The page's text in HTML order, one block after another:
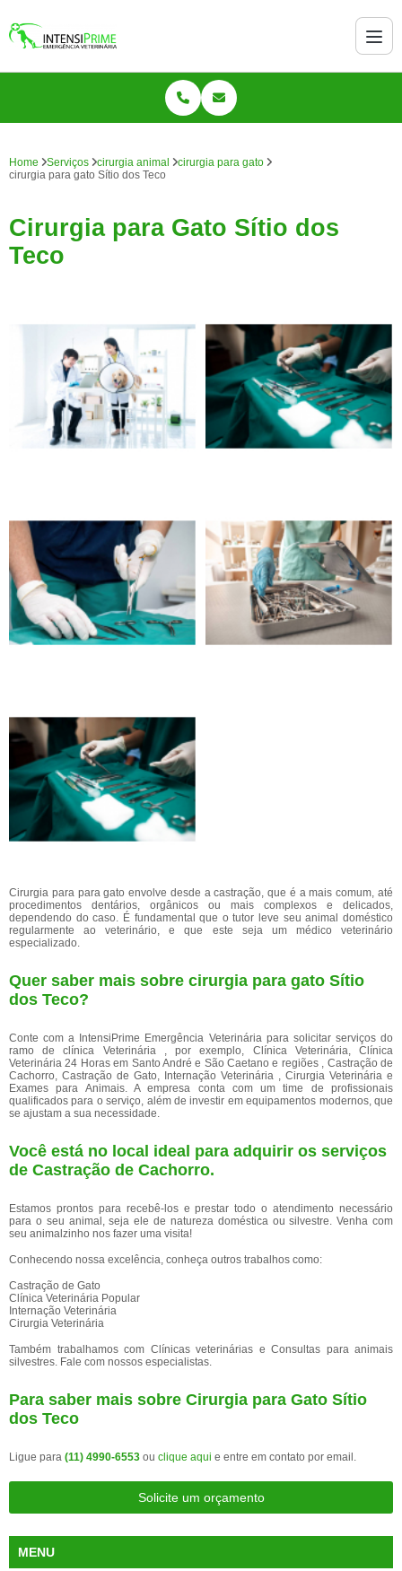
Home Serviços cirurgia animal
cirurgia para gato
cirurgia para gato Sítio dos Teco
Cirurgia para Gato Sítio dos
Teco
Cirurgia para para gato envolve desde a castração, que é a mais comum, até
procedimentos dentários, orgânicos ou mais complexos e delicados,
dependendo do caso. É fundamental que o tutor leve seu animal doméstico
regularmente ao veterinário, e que este seja um médico veterinário
especializado.
Quer saber mais sobre cirurgia para gato Sítio
dos Teco?
Conte com a IntensiPrime Emergência Veterinária para solicitar serviços do
ramo de clínica Veterinária , por exemplo, Clínica Veterinária, Clínica
Veterinária 24 Horas em Santo André e São Caetano e regiões , Castração de
Cachorro, Castração de Gato, Internação Veterinária , Cirurgia Veterinária e
Exames para Animais. A empresa conta com um time de profissionais
qualificados para o serviço, além de investir em equipamentos modernos, que
se ajustam a sua necessidade.
Você está no local ideal para adquirir os serviços
de Castração de Cachorro.
Estamos prontos para recebê-los e prestar todo o atendimento necessário
para o seu animal, seja ele de natureza doméstica ou silvestre. Venha com
seu animalzinho nos fazer uma visita!
Conhecendo nossa excelência, conheça outros trabalhos como:
Castração de Gato
Clínica Veterinária Popular
Internação Veterinária
Cirurgia Veterinária
Também trabalhamos com Clínicas veterinárias e Consultas para animais
silvestres. Fale com nossos especialistas.
Para saber mais sobre Cirurgia para Gato Sítio
dos Teco
Ligue para (11) 4990-6553 ou clique aqui e entre em contato por email.
Solicite um orçamento
MENU